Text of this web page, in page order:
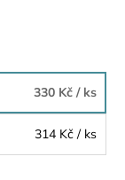
330 Kč / ks
314 Kč / ks